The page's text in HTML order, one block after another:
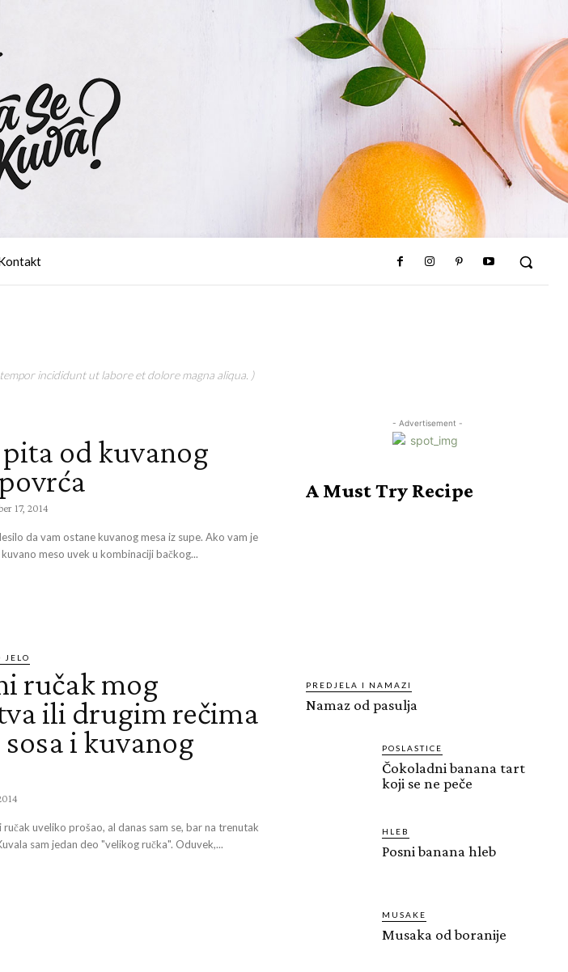
incididunt ut labore et dolore magna aliqua. )
pita od kuvanog
17, 2014
da vam ostane kuvanog mesa iz supe. Ako vam je
meso uvek u kombinaciji bačkog...
JELO
ručak mog
ili drugim rečima
sosa i kuvanog
ručak uveliko prošao, al danas sam se, bar na trenutak
sam jedan deo "velikog ručka". Oduvek,...
- Advertisement -
A Must Try Recipe
PREDJELA I NAMAZI
Namaz od pasulja
POSLASTICE
Čokoladni banana tart
koji se ne peče
HLEB
Posni banana hleb
MUSAKE
Musaka od boranije